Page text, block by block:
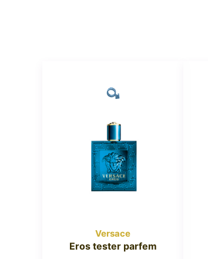
Versace
Eros tester parfem